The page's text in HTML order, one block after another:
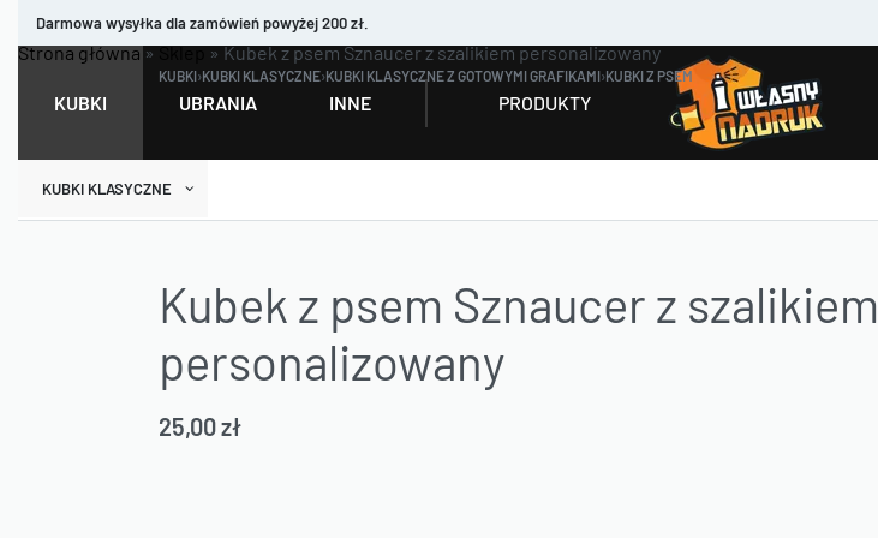
Darmowa wysyłka dla zamówień powyżej 200 zł.
KUBKI UBRANIA INNE PRODUKTY
KUBKI KLASYCZNE
Strona główna»Sklep»Kubek z psem Sznaucer z szalikiem personalizowany
KUBKI›KUBKI KLASYCZNE›KUBKI KLASYCZNE Z GOTOWYMI GRAFIKAMI›KUBKI Z PSEM
Kubek z psem Sznaucer z szalikiem
personalizowany
25,00zł